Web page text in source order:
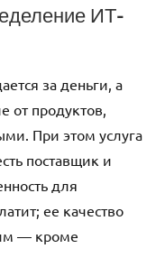
ИТ-
за деньги, а
от продуктов,
При этом услуга
поставщик и
для
ее качество
— кроме